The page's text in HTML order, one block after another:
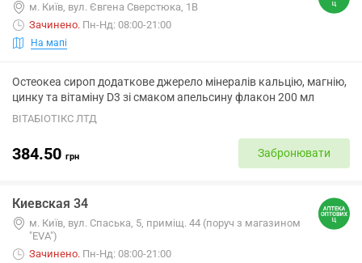
м. Київ, вул. Євгена Сверстюка, 1В
Зачинено. Пн-Нд: 08:00-21:00
На мапі
Остеокеа сироп додаткове джерело мінералів кальцію, магнію,
цинку та вітаміну D3 зі смаком апельсину флакон 200 мл
ВІТАБІОТІКС ЛТД
384.50 грн Забронювати
Киевская 34
м. Київ, вул. Спаська, 5, приміщ. 44 (поруч з магазином
"EVA")
Зачинено. Пн-Нд: 08:00-21:00